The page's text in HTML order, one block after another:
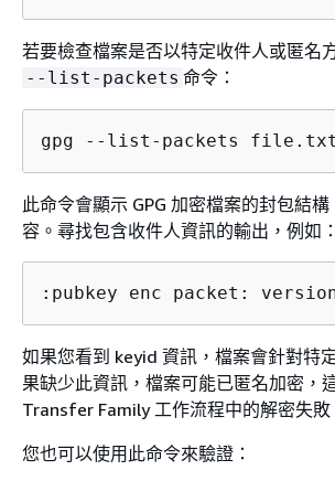
若要檢查檔案是否以特定收件人或匿名
--list-packets 命令：
gpg --list-packets
此命令會顯示 GPG 加密檔案的封包結
容。尋找包含收件人資訊的輸出，例如：
:pubkey enc packet: version
如果您看到 keyid 資訊，檔案會針對特
果缺少此資訊，檔案可能已匿名加密，
Transfer Family 工作流程中的解密失敗
您也可以使用此命令來驗證：